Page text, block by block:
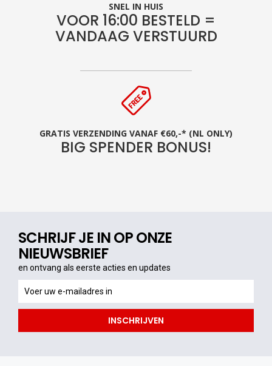
SNEL IN HUIS
VOOR 16:00 BESTELD =
VANDAAG VERSTUURD
GRATIS VERZENDING VANAF €60,-* (NL ONLY)
BIG SPENDER BONUS!
SCHRIJF JE IN OP ONZE
NIEUWSBRIEF
en ontvang als eerste acties en updates
ontvang
als
acties
INSCHRIJVEN